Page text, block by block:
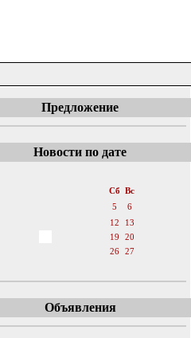
Предложение
Новости по дате
Сб Вс
5
6
12
13
19
20
26
27
Объявления